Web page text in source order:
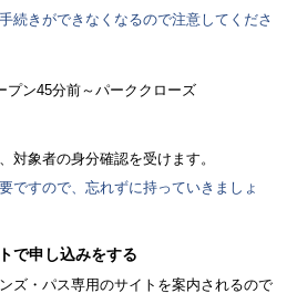
続きができなくなるので注意してくださ
プン45分前～パーククローズ
対象者の身分確認を受けます。
ですので、忘れずに持っていきましょ
で申し込みをする
ズ・パス専用のサイトを案内されるので